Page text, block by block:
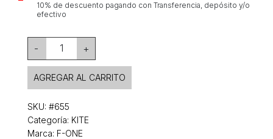
10% de descuento pagando con Transferencia, depósito y/o
efectivo
- 1 +
AGREGAR AL CARRITO
SKU: #655
Categoría: KITE
Marca: F-ONE